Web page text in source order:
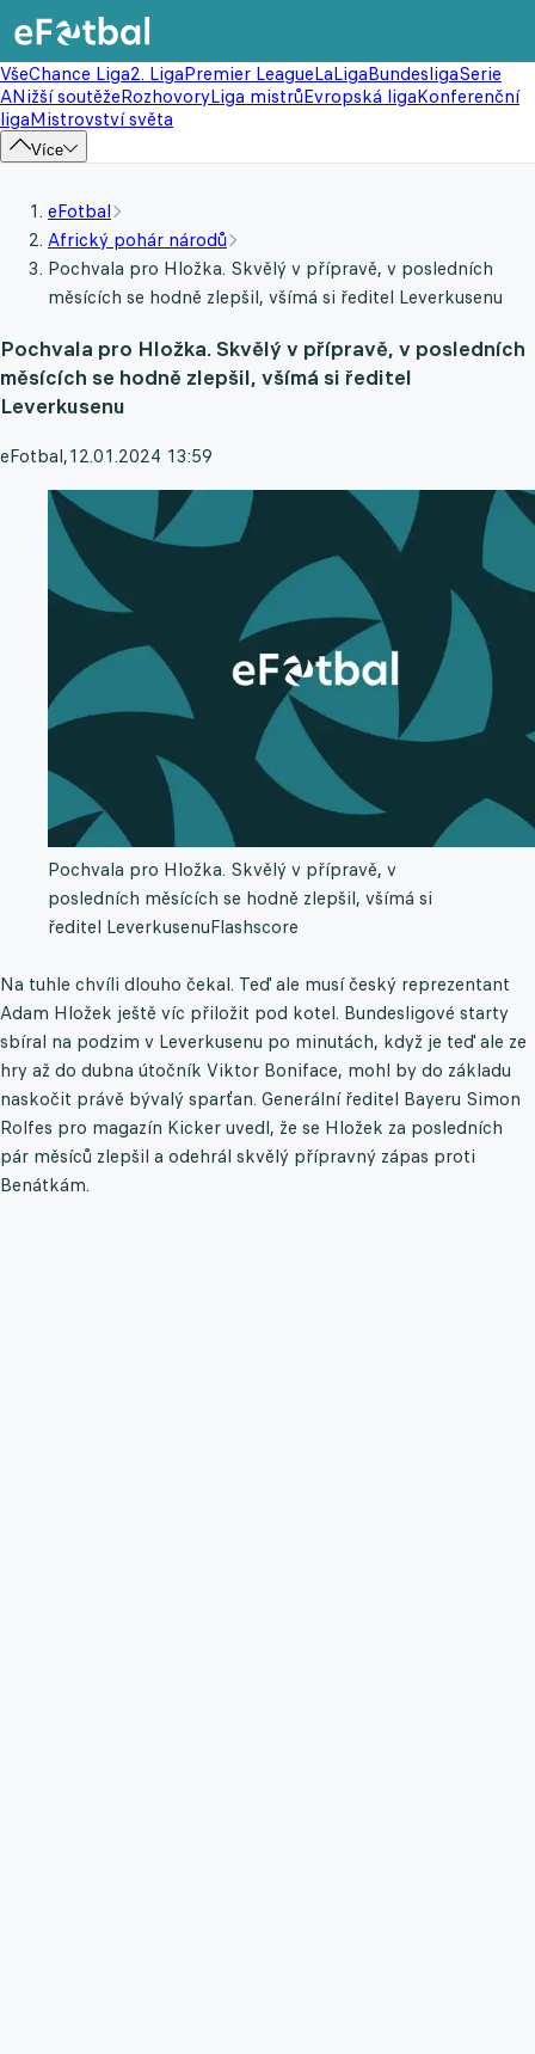
VšeChance Liga2. LigaPremier LeagueLaLigaBundesligaSerie
ANižší soutěžeRozhovoryLiga mistrůEvropská ligaKonferenční
ligaMistrovství světa
Více
eFotbal
Africký pohár národů
Pochvala pro Hložka. Skvělý v přípravě, v posledních
měsících se hodně zlepšil, všímá si ředitel Leverkusenu
Pochvala pro Hložka. Skvělý v přípravě, v posledních
měsících se hodně zlepšil, všímá si ředitel
Leverkusenu
eFotbal,12.01.2024 13:59
Pochvala pro Hložka. Skvělý v přípravě, v
posledních měsících se hodně zlepšil, všímá si
ředitel LeverkusenuFlashscore
Na tuhle chvíli dlouho čekal. Teď ale musí český reprezentant
Adam Hložek ještě víc přiložit pod kotel. Bundesligové starty
sbíral na podzim v Leverkusenu po minutách, když je teď ale ze
hry až do dubna útočník Viktor Boniface, mohl by do základu
naskočit právě bývalý sparťan. Generální ředitel Bayeru Simon
Rolfes pro magazín Kicker uvedl, že se Hložek za posledních
pár měsíců zlepšil a odehrál skvělý přípravný zápas proti
Benátkám.